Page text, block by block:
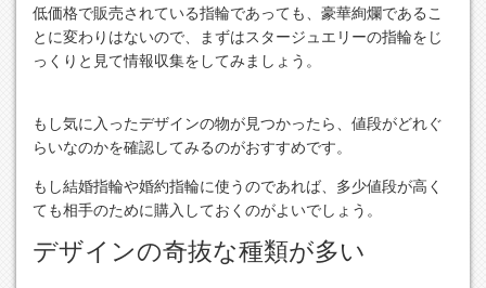
低価格で販売されている指輪であっても、豪華絢爛であるこ
とに変わりはないので、まずはスタージュエリーの指輪をじ
っくりと見て情報収集をしてみましょう。
もし気に入ったデザインの物が見つかったら、値段がどれぐ
らいなのかを確認してみるのがおすすめです。
もし結婚指輪や婚約指輪に使うのであれば、多少値段が高く
ても相手のために購入しておくのがよいでしょう。
デザインの奇抜な種類が多い